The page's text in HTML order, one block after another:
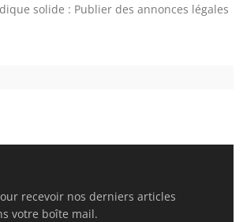
solide : Publier des annonces légales
recevoir nos derniers articles
votre boîte mail.